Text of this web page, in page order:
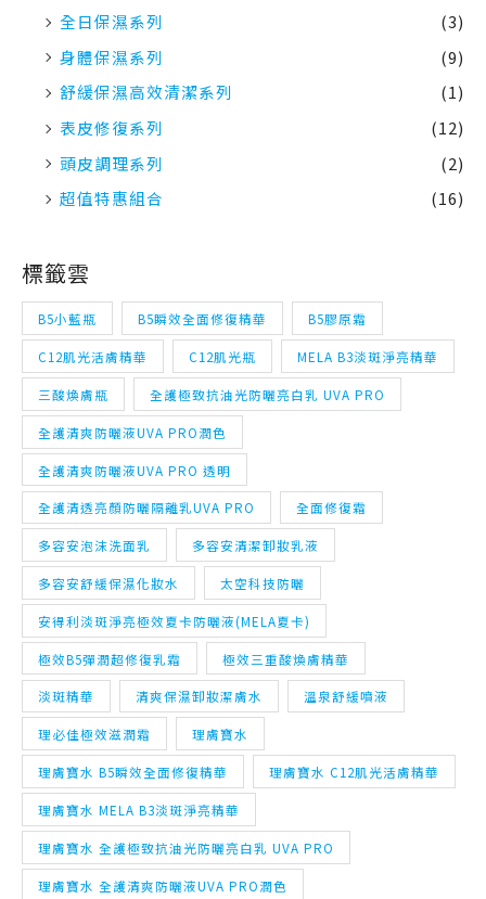
全日保濕系列
(3)
身體保濕系列
(9)
舒緩保濕高效清潔系列
(1)
表皮修復系列
(12)
頭皮調理系列
(2)
超值特惠組合
(16)
標籤雲
B5小藍瓶 B5瞬效全面修復精華 B5膠原霜
C12肌光活膚精華 C12肌光瓶 MELA B3淡斑淨亮精華
三酸煥膚瓶 全護極致抗油光防曬亮白乳 UVA PRO
全護清爽防曬液UVA PRO潤色
全護清爽防曬液UVA PRO 透明
全護清透亮顏防曬隔離乳UVA PRO 全面修復霜
多容安泡沫洗面乳 多容安清潔卸妝乳液
多容安舒緩保濕化妝水 太空科技防曬
安得利淡斑淨亮極效夏卡防曬液(MELA夏卡)
極效B5彈潤超修復乳霜 極效三重酸煥膚精華
淡斑精華 清爽保濕卸妝潔膚水 溫泉舒緩噴液
理必佳極效滋潤霜 理膚寶水
理膚寶水 B5瞬效全面修復精華 理膚寶水 C12肌光活膚精華
理膚寶水 MELA B3淡斑淨亮精華
理膚寶水 全護極致抗油光防曬亮白乳 UVA PRO
理膚寶水 全護清爽防曬液UVA PRO潤色